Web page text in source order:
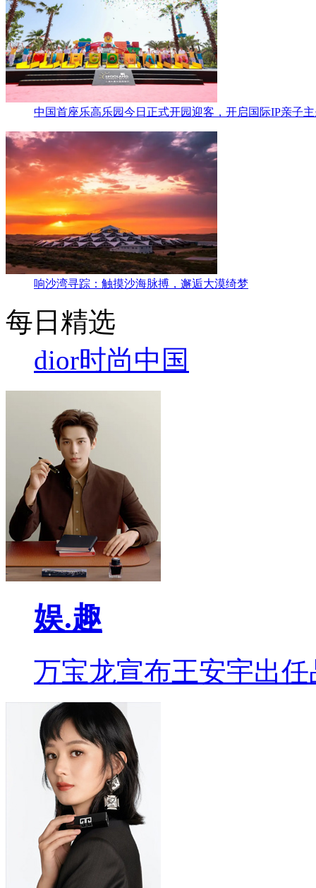
中国首座乐高乐园今日正式开园迎客，开启国际IP亲子
响沙湾寻踪：触摸沙海脉搏，邂逅大漠绮梦
每日精选
dior时尚中国
娱.趣
万宝龙宣布王安宇出